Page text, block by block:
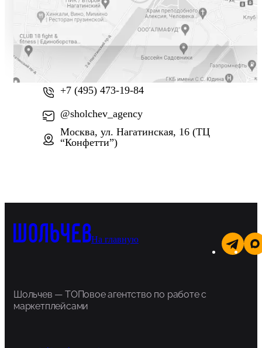
+7 (800) 777-61-74
+7 (495) 473-19-84
@sholchev_agency
Москва, ул. Нагатинская, 16 (ТЦ
“Конфетти”)
На главную
Шольчев — ТОПовое агентство по работе с
маркетплейсами